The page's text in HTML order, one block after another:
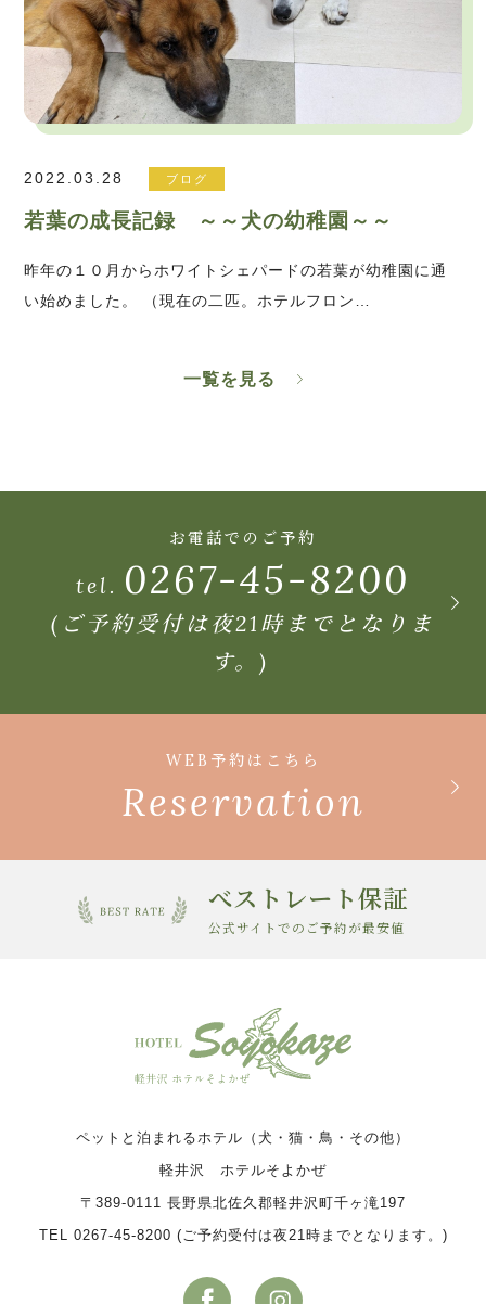
2022.03.28 ブログ
若葉の成長記録 ～～犬の幼稚園～～
昨年の１０月からホワイトシェパードの若葉が幼稚園に通
い始めました。 （現在の二匹。ホテルフロン…
一覧を見る
お電話でのご予約
tel. 0267-45-8200
(ご予約受付は夜21時までとなりま
す。)
WEB予約はこちら
Reservation
べストレート保証
公式サイトでのご予約が最安値
ペットと泊まれるホテル（犬・猫・鳥・その他）
軽井沢 ホテルそよかぜ
〒389-0111 長野県北佐久郡軽井沢町千ヶ滝197
TEL 0267-45-8200 (ご予約受付は夜21時までとなります。)